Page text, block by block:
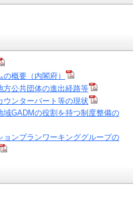
概要（内閣府）
方公共団体の進出経路等
ウンターパート等の現状
GADMの役割を持つ制度整備の
ンプランワーキンググループの